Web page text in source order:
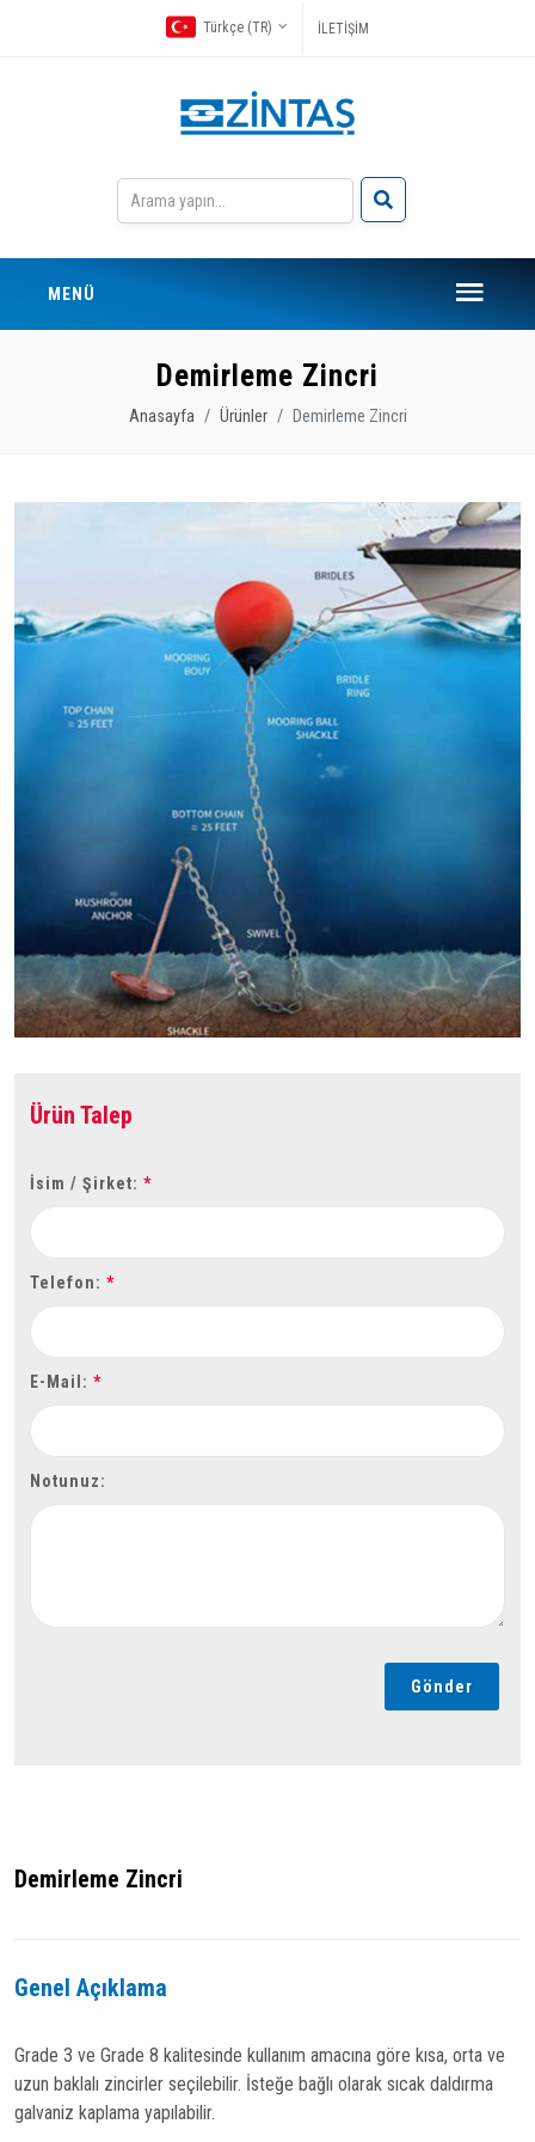
Türkçe (TR) İLETİŞİM
MENÜ
Demirleme Zincri
Anasayfa Ürünler Demirleme Zincri
Ürün Talep
İsim / Şirket: *
Telefon: *
E-Mail: *
Notunuz:
Gönder
Demirleme Zincri
Genel Açıklama
Grade 3 ve Grade 8 kalitesinde kullanım amacına göre kısa, orta ve
uzun baklalı zincirler seçilebilir. İsteğe bağlı olarak sıcak daldırma
galvaniz kaplama yapılabilir.